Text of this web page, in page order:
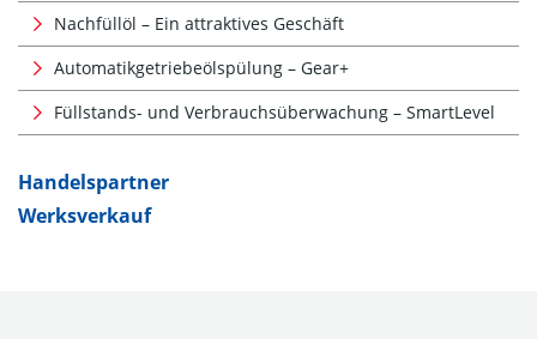
Nachfüllöl – Ein attraktives Geschäft
Automatikgetriebeölspülung – Gear+
Füllstands- und Verbrauchsüberwachung – SmartLevel
Handelspartner
Werksverkauf